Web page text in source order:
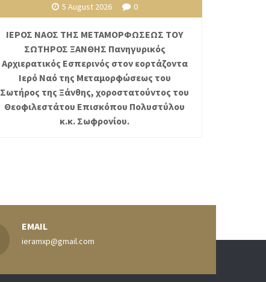
5 August 2026 0
ΙΕΡΟΣ ΝΑΟΣ ΤΗΣ ΜΕΤΑΜΟΡΦΩΣΕΩΣ ΤΟΥ
ΣΩΤΗΡΟΣ ΞΑΝΘΗΣ Πανηγυρικός
Αρχιερατικός Εσπερινός στον εορτάζοντα
Ιερό Ναό της Μεταμορφώσεως του
Σωτήρος της Ξάνθης, χοροστατούντος του
Θεοφιλεστάτου Επισκόπου Πολυστύλου
κ.κ. Σωφρονίου.
EMAIL
ieramxp@gmail.com